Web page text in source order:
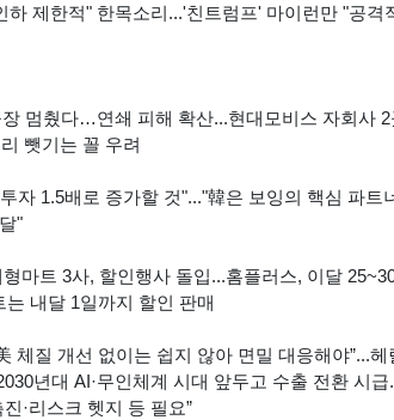
하 제한적" 한목소리...'친트럼프' 마이런만 "공격
멈췄다…연쇄 피해 확산...현대모비스 자회사
뺏기는 꼴 우려
자 1.5배로 증가할 것"..."韓은 보잉의 핵심 파트
"
트 3사, 할인행사 돌입...홈플러스, 이달
내달 1일까지 할인 판매
체질 개선 없이는 쉽지 않아 면밀 대응해야”...
년대 AI·무인체계 시대 앞두고 수출 전환 시
·리스크 헷지 등 필요”